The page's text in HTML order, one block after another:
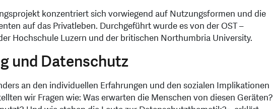
konzentriert sich vorwiegend auf Nutzungsformen und die
auf das Privatleben. Durchgeführt wurde es von der OST –
Hochschule Luzern und der britischen Northumbria University.
und Datenschutz
an den individuellen Erfahrungen und den sozialen Implikationen
wir Fragen wie: Was erwarten die Menschen von diesen Geräten?